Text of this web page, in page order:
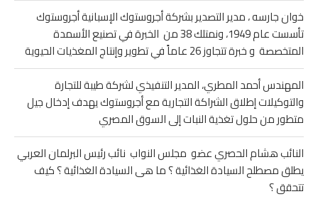
خوان جارسه ، مدير التصدير بشركة أجروستوك الإسبانية أجروستوك
تأسست عام 1949، ونمتلك 38 من الخبرة في تصنيع الأسمدة
المتخصصة و خبرة تتجاوز 26 عاماً في تطوير وإنتاج المغذيات الحيوية
المهندس أحمد المطري، المدير التنفيذي لشركة طيبة للتجارة
والتوكيلات إطلاق الشراكة التجارية مع أجروستوك يهدف إدخال جيل
متطور من حلول تغذية النبات إلى السوق المصري
النائب هشام الحصري عضو مجلس النواب نائب رئيس البرلمان العربي
يطلق مصطلح السيادة الغذائية ؟ ما هى السيادة الغذائية ؟ كيف
تتحقق ؟